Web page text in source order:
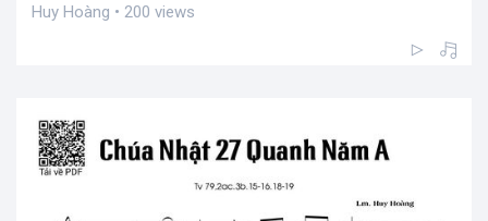
Huy Hoàng • 200 views